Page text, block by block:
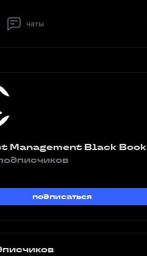
чаты
Management Black Book
подписаться